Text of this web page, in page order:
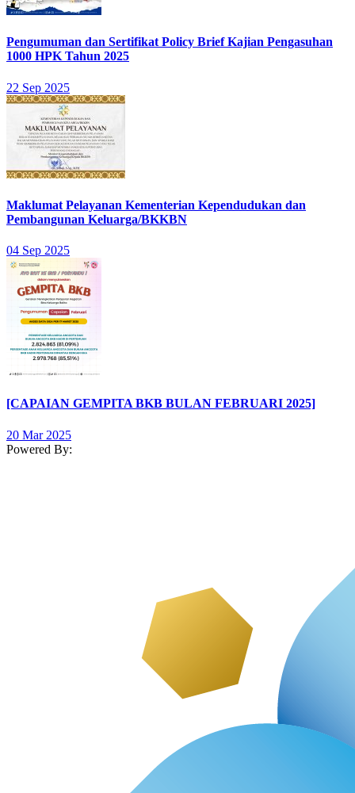
Pengumuman dan Sertifikat Policy Brief Kajian Pengasuhan
1000 HPK Tahun 2025
22 Sep 2025
Maklumat Pelayanan Kementerian Kependudukan dan
Pembangunan Keluarga/BKKBN
04 Sep 2025
[CAPAIAN GEMPITA BKB BULAN FEBRUARI 2025]
20 Mar 2025
Powered By: